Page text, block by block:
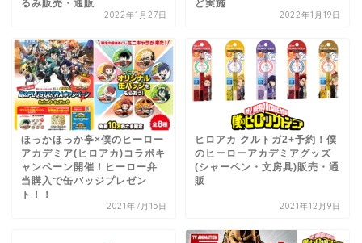
るみ販売・通販
2022年1月27日
ど実施
2022年1月19日
ほっかほっか亭×僕のヒーロー
アカデミア(ヒロアカ)コラボキ
ャンペーン開催！ヒーロー弁
当購入で缶バッジプレゼン
ト！！
2021年7月15日
ヒロアカ クルトガ2+予約！僕
のヒーローアカデミアグッズ
(シャーペン・文房具)販売・通
販
2021年12月9日